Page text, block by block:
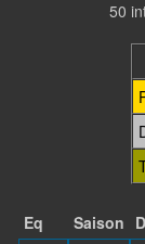
50
Eq Saison